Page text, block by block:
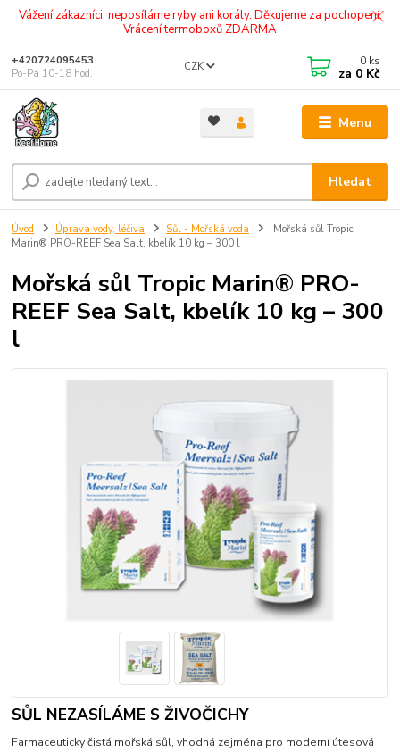
Vážení zákazníci, neposíláme ryby ani korály. Děkujeme za pochopení.
Vrácení termoboxů ZDARMA
Menu
CZK
Hledat
+420724095453
Po-Pá 10-18 hod.
0 ks
za 0 Kč
Úvod Úprava vody, léčiva Sůl - Mořská voda
Mořská sůl Tropic
Marin® PRO-REEF Sea Salt, kbelík 10 kg – 300 l
Mořská sůl Tropic Marin® PRO-
REEF Sea Salt, kbelík 10 kg – 300
l
SŮL NEZASÍLÁME S ŽIVOČICHY
Farmaceuticky čistá mořská sůl, vhodná zejména pro moderní útesová